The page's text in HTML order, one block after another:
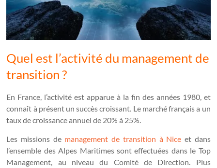
Quel est l’activité du management de
transition ?
En France, l’activité est apparue à la fin des années 1980, et
connaît à présent un succès croissant. Le marché français a un
taux de croissance annuel de 20% à 25%.
Les missions de management de transition à Nice et dans
l’ensemble des Alpes Maritimes sont effectuées dans le Top
Management, au niveau du Comité de Direction. Plus